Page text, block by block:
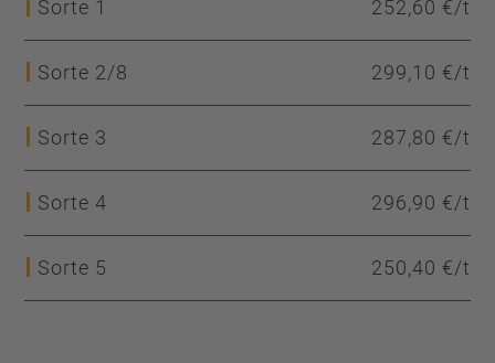
Sorte 1 252,60 €/t
Sorte 2/8 299,10 €/t
Sorte 3 287,80 €/t
Sorte 4 296,90 €/t
Sorte 5 250,40 €/t